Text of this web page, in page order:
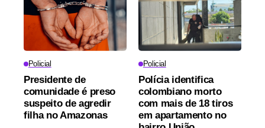
Policial
Presidente de
comunidade é preso
suspeito de agredir
filha no Amazonas
Policial
Polícia identifica
colombiano morto
com mais de 18 tiros
em apartamento no